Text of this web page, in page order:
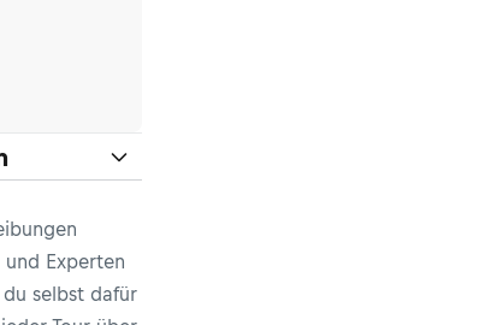
Experten
selbst dafür